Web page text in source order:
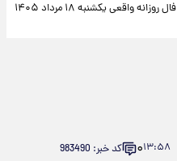
فال روزانه واقعی یکشنبه ۱۸ مرداد ۱۴۰۵
۱۳:۵۸۰ کد خبر: 983490